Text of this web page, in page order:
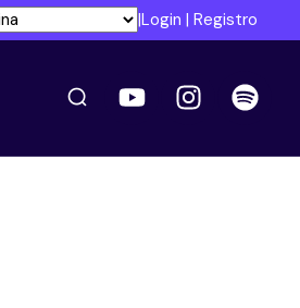
|Login | Registro